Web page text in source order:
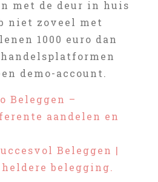
met de deur in huis
niet zoveel met
1000 euro dan
demo-account.
Beleggen –
aandelen en
Beleggen |
heldere belegging.